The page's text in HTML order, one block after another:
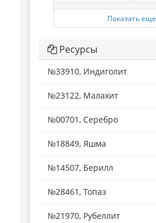
Показать еще
Ресурсы
№33910, Индиголит
№23122, Малахит
№00701, Серебро
№18849, Яшма
№14507, Берилл
№28461, Топаз
№21970, Рубеллит